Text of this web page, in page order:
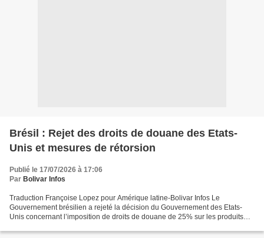
Brésil : Rejet des droits de douane des Etats-
Unis et mesures de rétorsion
Publié le 17/07/2026 à 17:06
Par Bolivar Infos
Traduction Françoise Lopez pour Amérique latine-Bolivar Infos Le
Gouvernement brésilien a rejeté la décision du Gouvernement des Etats-
Unis concernant l’imposition de droits de douane de 25% sur les produits